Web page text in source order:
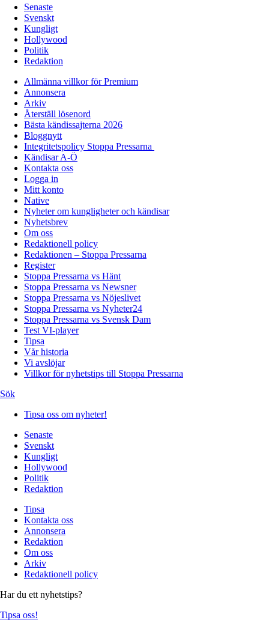
Senaste
Svenskt
Kungligt
Hollywood
Politik
Redaktion
Allmänna villkor för Premium
Annonsera
Arkiv
Återställ lösenord
Bästa kändissajterna 2026
Bloggnytt
Integritetspolicy Stoppa Pressarna
Kändisar A-Ö
Kontakta oss
Logga in
Mitt konto
Native
Nyheter om kungligheter och kändisar
Nyhetsbrev
Om oss
Redaktionell policy
Redaktionen – Stoppa Pressarna
Register
Stoppa Pressarna vs Hänt
Stoppa Pressarna vs Newsner
Stoppa Pressarna vs Nöjeslivet
Stoppa Pressarna vs Nyheter24
Stoppa Pressarna vs Svensk Dam
Test VI-player
Tipsa
Vår historia
Vi avslöjar
Villkor för nyhetstips till Stoppa Pressarna
Sök
Tipsa oss om nyheter!
Senaste
Svenskt
Kungligt
Hollywood
Politik
Redaktion
Tipsa
Kontakta oss
Annonsera
Redaktion
Om oss
Arkiv
Redaktionell policy
Har du ett nyhetstips?
Tipsa oss!